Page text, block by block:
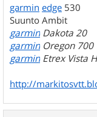
garmin edge 530
Suunto Ambit
garmin Dakota 20
garmin Oregon 700
garmin Etrex Vista
http://